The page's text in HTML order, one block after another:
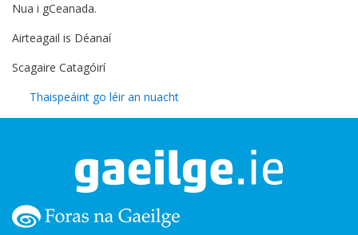
Nua i gCeanada.
Airteagail is Déanaí
Scagaire Catagóirí
Thaispeáint go léir an nuacht